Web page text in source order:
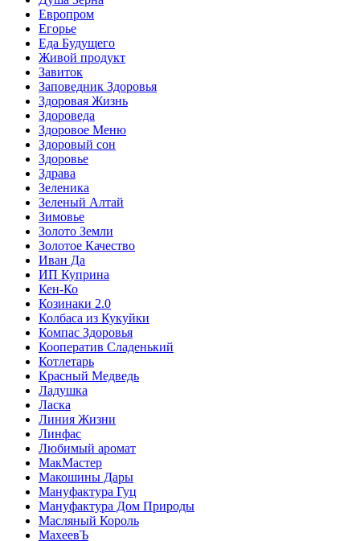
Европром
Егорье
Еда Будущего
Живой продукт
Завиток
Заповедник Здоровья
Здоровая Жизнь
Здороведа
Здоровое Меню
Здоровый сон
Здоровье
Здрава
Зеленика
Зеленый Алтай
Зимовье
Золото Земли
Золотое Качество
Иван Да
ИП Куприна
Кен-Ко
Козинаки 2.0
Колбаса из Кукуйки
Компас Здоровья
Кооператив Сладенький
Котлетарь
Красный Медведь
Ладушка
Ласка
Линия Жизни
Линфас
Любимый аромат
МакМастер
Макошины Дары
Мануфактура Гуц
Мануфактура Дом Природы
Масляный Король
МахеевЪ